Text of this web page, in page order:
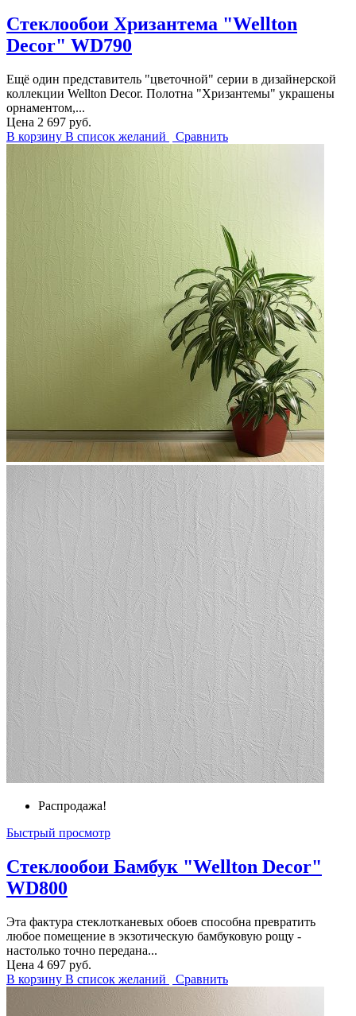
Стеклообои Хризантема "Wellton
Decor" WD790
Ещё один представитель "цветочной" серии в дизайнерской
коллекции Wellton Decor. Полотна "Хризантемы" украшены
орнаментом,...
Цена 2 697 руб.
В корзину В список желаний Сравнить
Распродажа!
Быстрый просмотр
Стеклообои Бамбук "Wellton Decor"
WD800
Эта фактура стеклотканевых обоев способна превратить
любое помещение в экзотическую бамбуковую рощу -
настолько точно передана...
Цена 4 697 руб.
В корзину В список желаний Сравнить